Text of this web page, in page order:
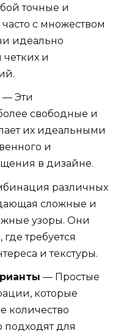
точные и
с множеством
идеально
и
— Эти
свободные и
их идеальными
и
в дизайне.
различных
сложные и
узоры. Они
требуется
и текстуры.
— Простые
которые
количество
для